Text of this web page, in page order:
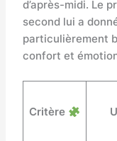
d’après-midi. Le
second lui a
particulièrement
confort et
Critère